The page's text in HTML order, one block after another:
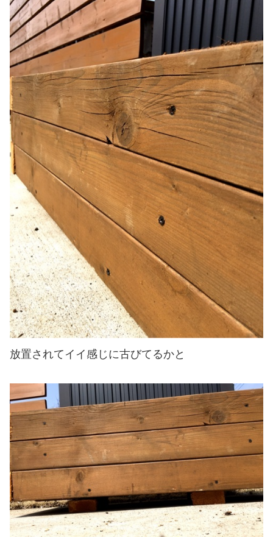
放置されてイイ感じに古びてるかと